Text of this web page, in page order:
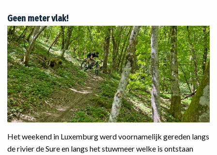
Geen meter vlak!
Het weekend in Luxemburg werd voornamelijk gereden langs
de rivier de Sure en langs het stuwmeer welke is ontstaan